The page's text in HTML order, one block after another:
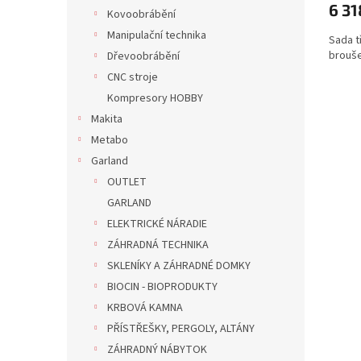
Kovoobrábění
Manipulační technika
Dřevoobrábění
CNC stroje
Kompresory HOBBY
Makita
Metabo
Garland
OUTLET
GARLAND
ELEKTRICKÉ NÁRADIE
ZÁHRADNÁ TECHNIKA
SKLENÍKY A ZÁHRADNÉ DOMKY
BIOCIN - BIOPRODUKTY
KRBOVÁ KAMNA
PŘÍSTŘEŠKY, PERGOLY, ALTÁNY
ZÁHRADNÝ NÁBYTOK
6
Sada